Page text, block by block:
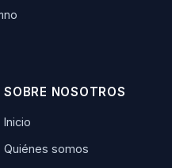
SOBRE NOSOTROS
Inicio
Quiénes somos